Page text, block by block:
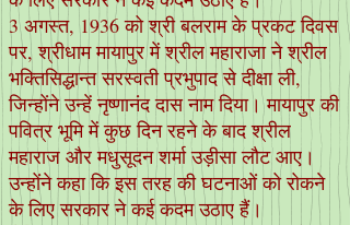
3 अगस्त, 1936 को श्री बलराम के प्रकट दिवस
पर, श्रीधाम मायापुर में श्रील महाराजा ने श्रील
भक्तिसिद्धान्त सरस्वती प्रभुपाद से दीक्षा ली,
जिन्होंने उन्हें नृष्णानंद दास नाम दिया। मायापुर की
पवित्र भूमि में कुछ दिन रहने के बाद श्रील
महाराज और मधुसूदन शर्मा उड़ीसा लौट आए।
उन्होंने कहा कि इस तरह की घटनाओं को रोकने
के लिए सरकार ने कई कदम उठाए हैं।